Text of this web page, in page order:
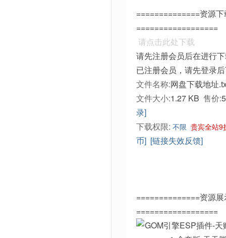
==============资源
==================
请点击此处下载
请先注册会员后在进行
已注册会员，请先登录
文件名称:网盘下载地址
文件大小:1.27 KB 售价:
录]
下载权限: 不限 贵宾全站9
币] [链接失效反馈]
==============资源
==================